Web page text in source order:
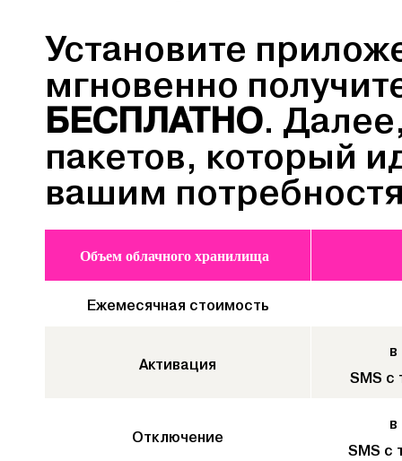
Установите
мгновенно
БЕСПЛАТНО.
пакетов, который
вашим
Объем облачного хранилища
Ежемесячная стоимость
Активация
в
SMS с
Отключение
в
SMS с